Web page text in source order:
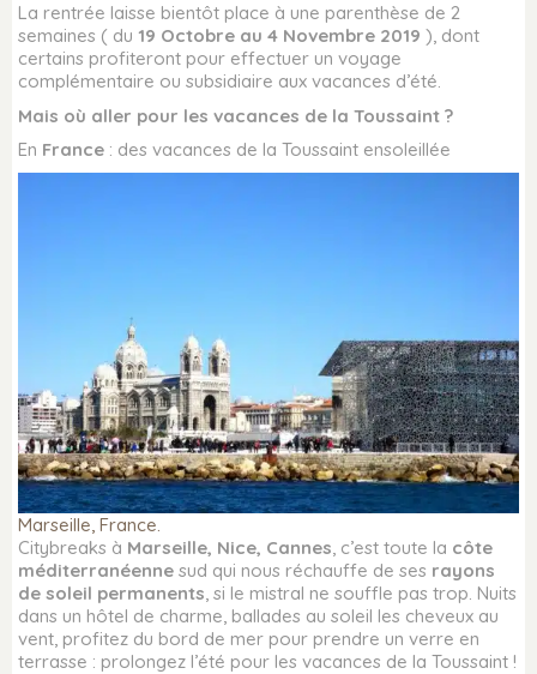
La rentrée laisse bientôt place à une parenthèse de 2
semaines ( du 19 Octobre au 4 Novembre 2019 ), dont
certains profiteront pour effectuer un voyage
complémentaire ou subsidiaire aux vacances d’été.
Mais où aller pour les vacances de la Toussaint ?
En France : des vacances de la Toussaint ensoleillée
Marseille, France.
Citybreaks à Marseille, Nice, Cannes , c’est toute la côte
méditerranéenne sud qui nous réchauffe de ses rayons
de soleil permanents , si le mistral ne souffle pas trop. Nuits
dans un hôtel de charme, ballades au soleil les cheveux au
vent, profitez du bord de mer pour prendre un verre en
terrasse : prolongez l’été pour les vacances de la Toussaint !